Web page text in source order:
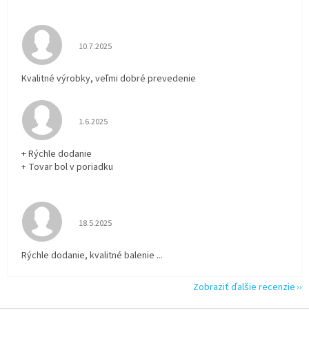
Hodnotenie obchodu je 5 z 5 hviezdičiek.
10.7.2025
Kvalitné výrobky, veľmi dobré prevedenie
Hodnotenie obchodu je 5 z 5 hviezdičiek.
1.6.2025
+ Rýchle dodanie
+ Tovar bol v poriadku
Hodnotenie obchodu je 5 z 5 hviezdičiek.
18.5.2025
Rýchle dodanie, kvalitné balenie ...
Zobraziť ďalšie recenzie